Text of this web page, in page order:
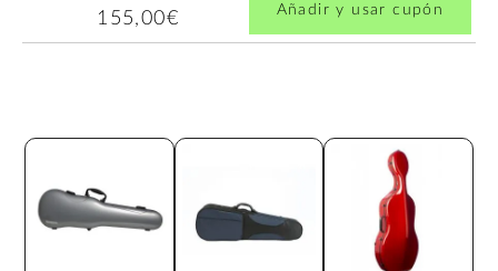
155,00€ Añadir y usar cupón